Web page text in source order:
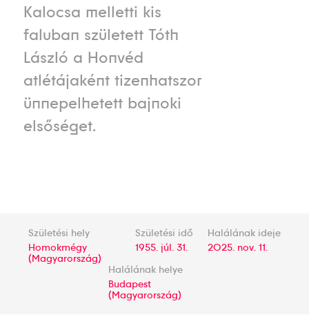
Kalocsa melletti kis
faluban született Tóth
László a Honvéd
atlétájaként tizenhatszor
ünnepelhetett bajnoki
elsőséget.
Születési hely
Homokmégy
(Magyarország)
Születési idő
1955. júl. 31.
Halálának ideje
2025. nov. 11.
Halálának helye
Budapest
(Magyarország)